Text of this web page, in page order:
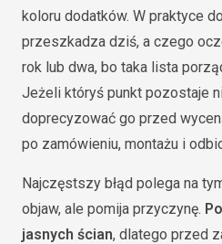
koloru dodatków. W praktyce
przeszkadza dziś, a czego
rok lub dwa, bo taka lista
Jeżeli któryś punkt pozostaje
doprecyzować go przed
po zamówieniu, montażu i
Najczęstszy błąd polega na
objaw, ale pomija przyczynę.
jasnych ścian, dlatego przed